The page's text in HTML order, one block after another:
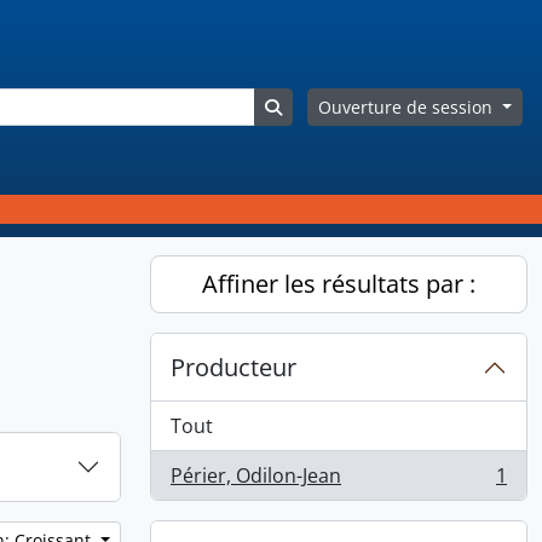
Search in browse page
Ouverture de session
Affiner les résultats par :
Producteur
Tout
Périer, Odilon-Jean
, 1 résultats 1